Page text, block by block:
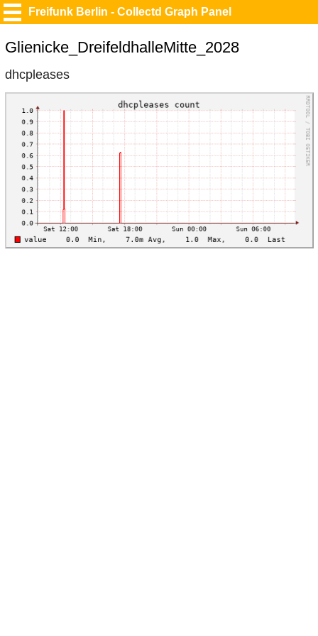
Freifunk Berlin - Collectd Graph Panel
Glienicke_DreifeldhalleMitte_2028
dhcpleases